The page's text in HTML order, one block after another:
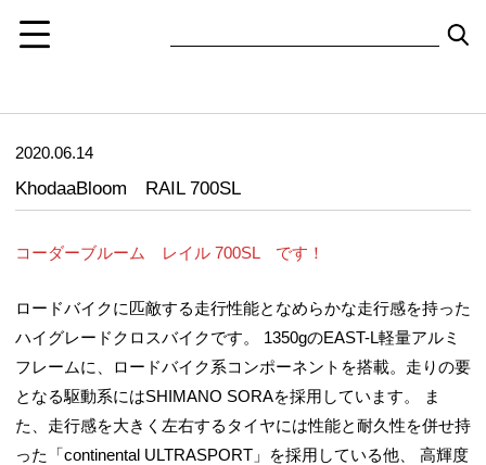
2020.06.14
KhodaaBloom RAIL 700SL
コーダーブルーム レイル 700SL です！
ロードバイクに匹敵する走行性能となめらかな走行感を持った
ハイグレードクロスバイクです。 1350gのEAST-L軽量アルミ
フレームに、ロードバイク系コンポーネントを搭載。走りの要
となる駆動系にはSHIMANO SORAを採用しています。 ま
た、走行感を大きく左右するタイヤには性能と耐久性を併せ持
った「continental ULTRASPORT」を採用している他、 高輝度